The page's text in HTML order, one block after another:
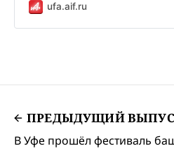
ufa.aif.ru
ПРЕДЫДУЩИЙ
В Уфе прошёл фестиваль